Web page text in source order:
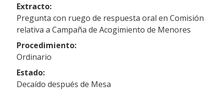
Extracto:
Pregunta con ruego de respuesta oral en Comisión
relativa a Campaña de Acogimiento de Menores
Procedimiento:
Ordinario
Estado:
Decaído después de Mesa